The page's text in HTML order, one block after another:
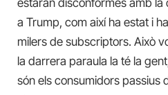
estaran disconformes amb
a Trump, com així ha estat i
milers de subscriptors. Això
la darrera paraula la té la
són els consumidors passius